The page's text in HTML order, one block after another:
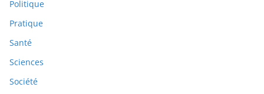
Politique
Pratique
Santé
Sciences
Société